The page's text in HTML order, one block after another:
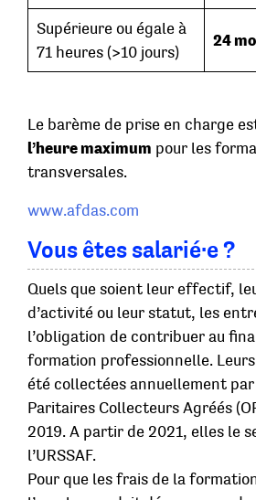
Supérieure ou égale à
71 heures (>10 jours)
24
Le barème de prise en charge
l’heure maximum pour les
transversales.
www.afdas.com
Vous êtes salarié·e ?
Quels que soient leur effectif,
d’activité ou leur statut, les
l’obligation de contribuer au
formation professionnelle.
été collectées annuellement
Paritaires Collecteurs Agréés
2019. A partir de 2021, elles le
l’URSSAF.
Pour que les frais de la